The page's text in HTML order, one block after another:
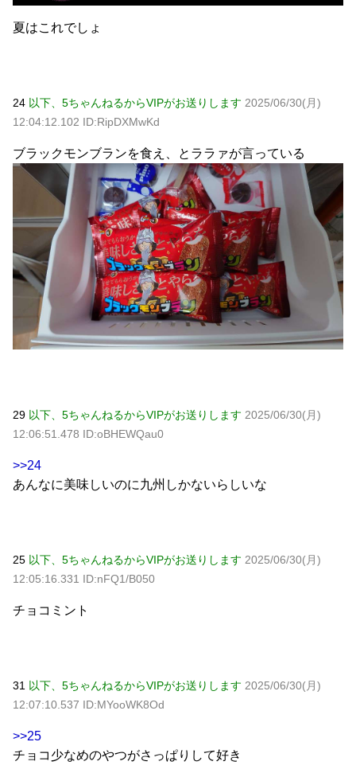
夏はこれでしょ
24 以下、5ちゃんねるからVIPがお送りします 2025/06/30(月)
12:04:12.102 ID:RipDXMwKd
ブラックモンブランを食え、とララァが言っている
29 以下、5ちゃんねるからVIPがお送りします 2025/06/30(月)
12:06:51.478 ID:oBHEWQau0
>>24
あんなに美味しいのに九州しかないらしいな
25 以下、5ちゃんねるからVIPがお送りします 2025/06/30(月)
12:05:16.331 ID:nFQ1/B050
チョコミント
31 以下、5ちゃんねるからVIPがお送りします 2025/06/30(月)
12:07:10.537 ID:MYooWK8Od
>>25
チョコ少なめのやつがさっぱりして好き